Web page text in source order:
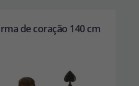
de coração 140 cm